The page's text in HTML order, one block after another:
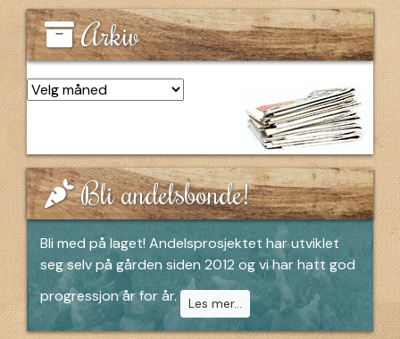
Arkiv
Bli andelsbonde!
Bli med på laget! Andelsprosjektet har utviklet
seg selv på gården siden 2012 og vi har hatt god
progressjon år for år.
Les mer...